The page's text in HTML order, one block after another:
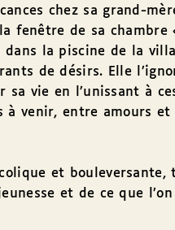
chez sa grand-
fenêtre de sa chambre
la piscine de la
de désirs. Elle
vie en l’unissant à
à venir, entre amours
et bouleversante,
et de ce que